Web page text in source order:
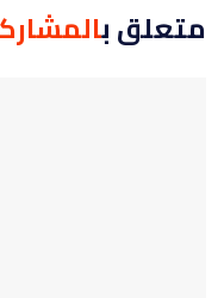
متعلق ب